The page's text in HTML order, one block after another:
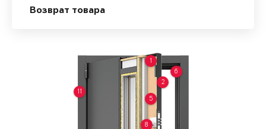
Возврат товара
1
2
5
6
8
11